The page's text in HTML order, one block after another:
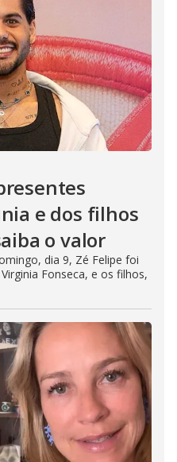
e dos filhos
o valor
dia 9, Zé Felipe foi
Fonseca, e os filhos,